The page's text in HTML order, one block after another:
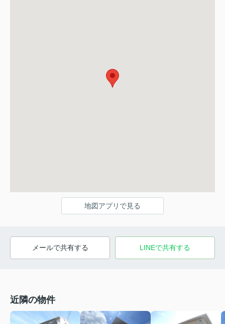
地図アプリで見る
メールで共有する LINEで共有する
近隣の物件